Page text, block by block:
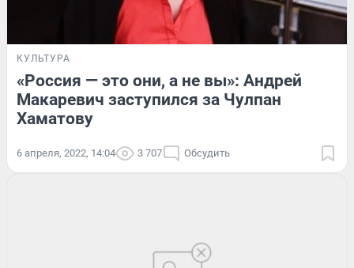
КУЛЬТУРА
«Россия — это они, а не вы»: Андрей
Макаревич заступился за Чулпан
Хаматову
6 апреля, 2022, 14:04 3 707 Обсудить